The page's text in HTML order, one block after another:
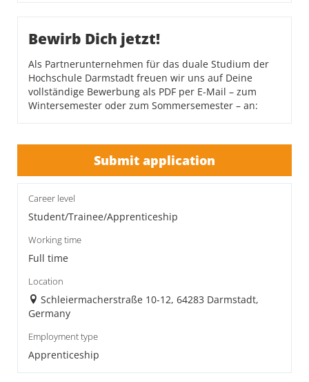
Bewirb Dich jetzt!
Als Partnerunternehmen für das duale Studium der
Hochschule Darmstadt freuen wir uns auf Deine
vollständige Bewerbung als PDF per E-Mail – zum
Wintersemester oder zum Sommersemester – an:
Submit application
Career level
Student/Trainee/Apprenticeship
Working time
Full time
Location
Schleiermacherstraße 10-12, 64283 Darmstadt,
Germany
Employment type
Apprenticeship